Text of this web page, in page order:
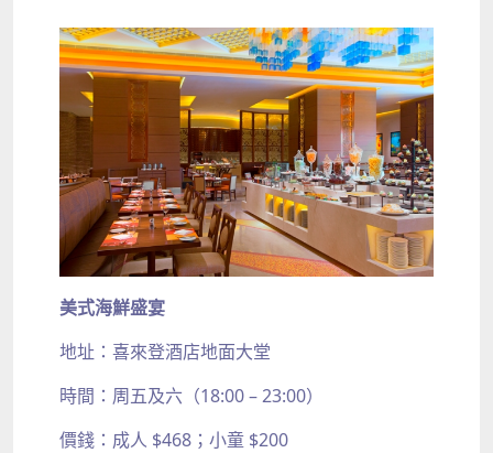
美式海鮮盛宴
地址：喜來登酒店地面大堂
時間：周五及六（18:00 – 23:00）
價錢：成人 $468；小童 $200